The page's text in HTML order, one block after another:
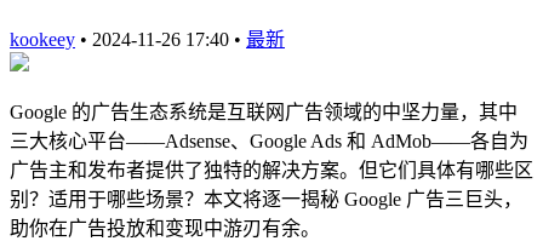
kookeey • 2024-11-26 17:40 • 最新
Google 的广告生态系统是互联网广告领域的中坚力量，其中
三大核心平台——Adsense、Google Ads 和 AdMob——各自为
广告主和发布者提供了独特的解决方案。但它们具体有哪些区
别？适用于哪些场景？本文将逐一揭秘 Google 广告三巨头，
助你在广告投放和变现中游刃有余。